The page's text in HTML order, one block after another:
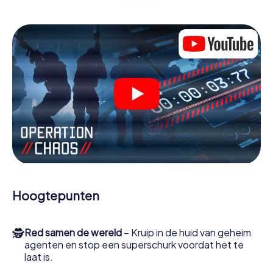
je niet opgesloten in een kamer waaruit je jezelf binnen
een bepaald tijdvenster moet bevrijden. Met deze
speurtocht met een smartphone wordt heel Włocławek
jouw speelveld! De technische voorwaarden voor jouw
avontuur in Włocławek zijn een smartphone en toegang
tot het mobiel internet. Met één klik krijg jij toegang tot
onze app. Je hoeft niets te installeren om door
interactieve video's, lastige minigames of andere
functies in de actie te worden getrokken.
Werk samen als een team, onderschep vijandige
spionnen en lok de handlangers van de schurk naar je toe.
excelleren om de slechteriken te stoppen. In
tegenstelling tot James Bond en Co. zullen jouw daden
jezelf en jouw team in de hoogste score van Włocławek
en krijg toegang tot jouw eigen fotogalerij. De escape
game van myCityHunt verandert Włocławek in jouw eigen
Hoogtepunten
🕵Red samen de wereld – Kruip in de huid van geheim
agenten en stop een superschurk voordat het te
laat is.